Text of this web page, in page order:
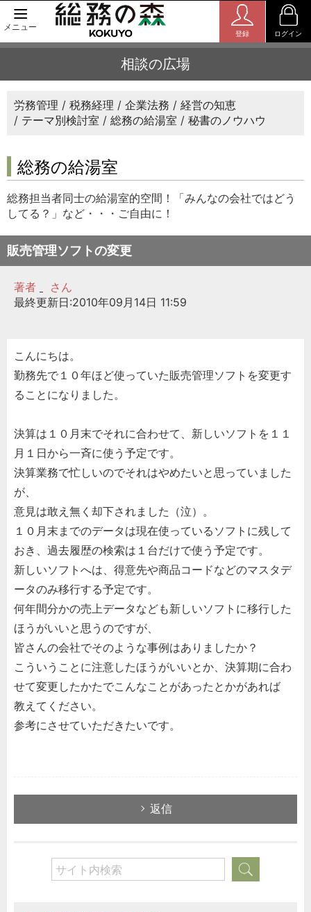
メニュー
登録 ログイン
相談の広場
労務管理 税務経理 企業法務
経営の知恵
テーマ別検討室
総務の給湯室 秘書のノウハウ
総務の給湯室
総務担当者同士の給湯室的空間！「みんなの会社ではどう
してる？」など・・・ご自由に！
販売管理ソフトの変更
著者
さん
最終更新日:2010年09月14日 11:59
こんにちは。
勤務先で１０年ほど使っていた販売管理ソフトを変更す
ることになりました。
決算は１０月末でそれに合わせて、新しいソフトを１１
月１日から一斉に使う予定です。
決算業務で忙しいのでそれはやめたいと思っていました
が、
意見は敢え無く却下されました（泣）。
１０月末までのデータは現在使っているソフトに残して
おき、過去履歴の検索は１台だけで使う予定です。
新しいソフトへは、得意先や商品コードなどのマスタデ
ータのみ移行する予定です。
何年間分かの売上データなども新しいソフトに移行した
ほうがいいと思うのですが、
皆さんの会社でそのような事例はありましたか？
こういうことに注意したほうがいいとか、決算期に合わ
せて変更したかたでこんなことがあったとかがあれば
教えてください。
参考にさせていただきたいです。
返信